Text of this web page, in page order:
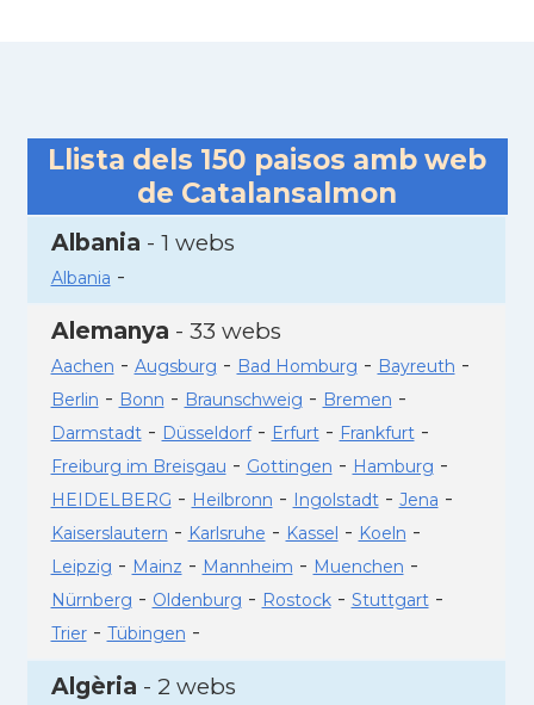
Llista dels 150 paisos amb web
de Catalansalmon
Albania - 1 webs
Albania -
Alemanya - 33 webs
Aachen - Augsburg - Bad Homburg - Bayreuth -
Berlin - Bonn - Braunschweig - Bremen -
Darmstadt- Düsseldorf- Erfurt- Frankfurt-
Freiburg im Breisgau - Gottingen - Hamburg -
HEIDELBERG - Heilbronn - Ingolstadt- Jena -
Kaiserslautern - Karlsruhe - Kassel - Koeln -
Leipzig - Mainz - Mannheim - Muenchen -
Nürnberg - Oldenburg - Rostock- Stuttgart-
Trier- Tübingen -
Algèria - 2 webs